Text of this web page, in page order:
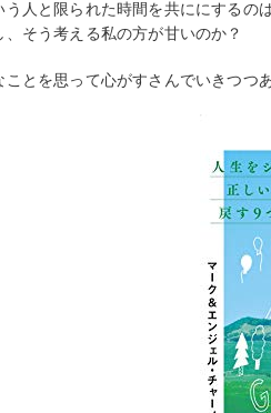
う人と限られた時間を共ににするの
、そう考える私の方が甘いのか？
ことを思って心がすさんでいきつつ